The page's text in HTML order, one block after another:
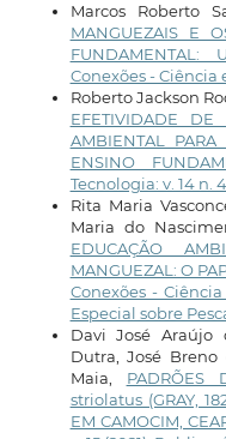
Marcos Roberto
MANGUEZAIS E
Conexões - Ciência
Roberto Jackson
EFETIVIDADE DE
AMBIENTAL
ENSINO
Tecnologia: v. 14 n.
Rita Maria
Maria do
EDUCAÇÃO
MANGUEZAL: O
Conexões -
Especial sobre
Davi José Araújo
Dutra, José Breno
Maia, PADRÕES
striolatus (GRAY,
EM CAMOCIM,